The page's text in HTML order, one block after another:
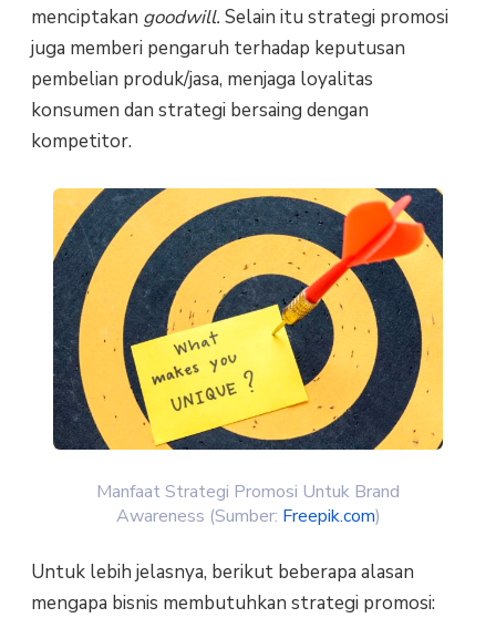
menciptakan goodwill.Selain itu strategi promosi
juga memberi pengaruh terhadap keputusan
pembelian produk/jasa, menjaga loyalitas
konsumen dan strategi bersaing dengan
kompetitor.
Manfaat Strategi Promosi Untuk Brand
Awareness (Sumber: Freepik.com)
Untuk lebih jelasnya, berikut beberapa alasan
mengapa bisnis membutuhkan strategi promosi: